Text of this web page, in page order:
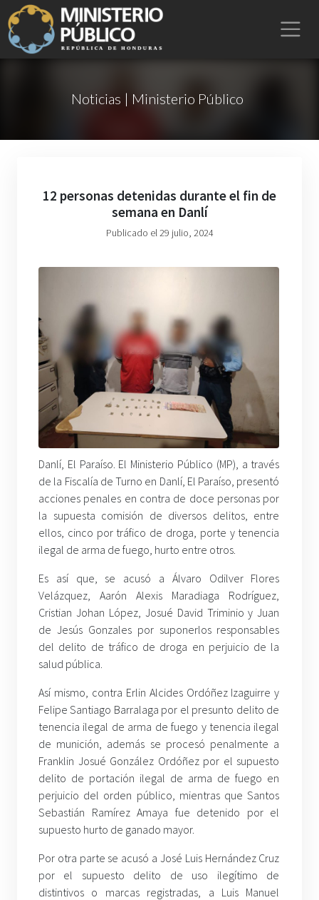
Noticias | Ministerio Público
12 personas detenidas durante el fin de
semana en Danlí
Publicado el 29 julio, 2024
Danlí, El Paraíso. El Ministerio Público (MP), a través
de la Fiscalía de Turno en Danlí, El Paraíso, presentó
acciones penales en contra de doce personas por
la supuesta comisión de diversos delitos, entre
ellos, cinco por tráfico de droga, porte y tenencia
ilegal de arma de fuego, hurto entre otros.
Es así que, se acusó a Álvaro Odilver Flores
Velázquez, Aarón Alexis Maradiaga Rodríguez,
Cristian Johan López, Josué David Triminio y Juan
de Jesús Gonzales por suponerlos responsables
del delito de tráfico de droga en perjuicio de la
salud pública.
Así mismo, contra Erlin Alcides Ordóñez Izaguirre y
Felipe Santiago Barralaga por el presunto delito de
tenencia ilegal de arma de fuego y tenencia ilegal
de munición, además se procesó penalmente a
Franklin Josué González Ordóñez por el supuesto
delito de portación ilegal de arma de fuego en
perjuicio del orden público, mientras que Santos
Sebastián Ramírez Amaya fue detenido por el
supuesto hurto de ganado mayor.
Por otra parte se acusó a José Luis Hernández Cruz
por el supuesto delito de uso ilegítimo de
distintivos o marcas registradas, a Luis Manuel